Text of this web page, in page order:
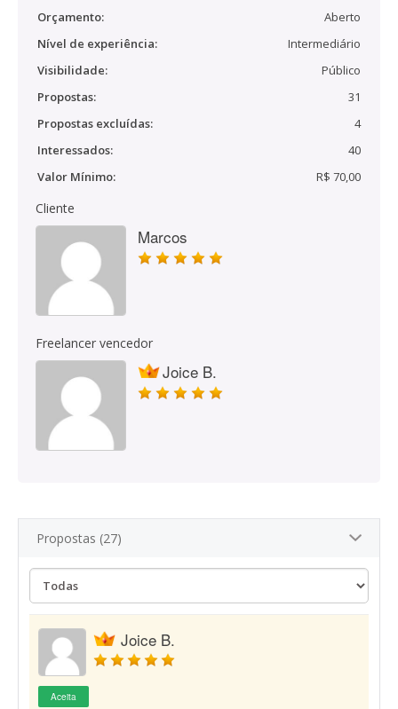
Orçamento:
Aberto
Nível de experiência:
Intermediário
Visibilidade:
Público
Propostas:
31
Propostas excluídas:
4
Interessados:
40
Valor Mínimo:
R$ 70,00
Cliente
Marcos
Freelancer vencedor
Joice B.
Propostas (27)
Joice B.
Aceita